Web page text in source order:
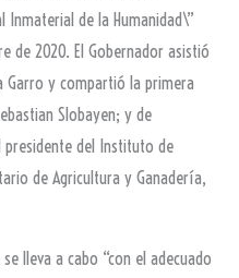
Inmaterial de la Humanidad\”
de 2020. El Gobernador asistió
Garro y compartió la primera
Slobayen; y de
presidente del Instituto de
de Agricultura y Ganadería,
lleva a cabo “con el adecuado